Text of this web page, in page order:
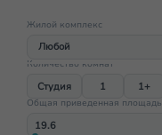
Жилой комплекс
Любой
ЖК Щёлоковский
Количество комнат
Студия 1 1+
Общая приведенная площадь